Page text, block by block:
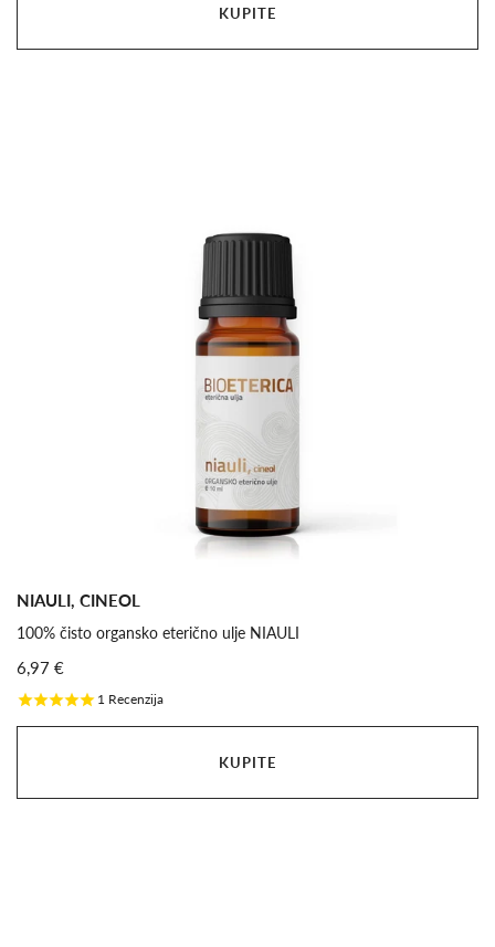
KUPITE
NIAULI, CINEOL
100% čisto organsko eterično ulje NIAULI
6,97 €
1 Recenzija
KUPITE